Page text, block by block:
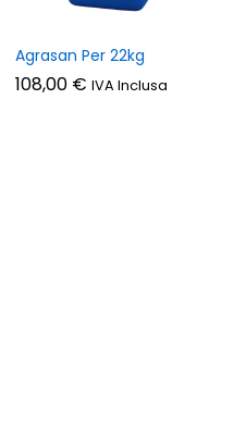
Agrasan Per 22kg
108,00 € IVA Inclusa
108,00 €